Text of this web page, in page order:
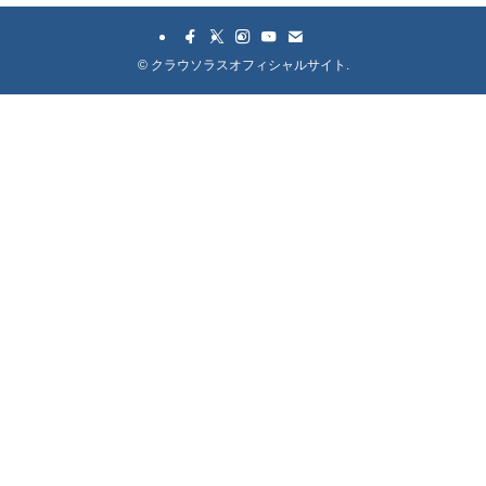
©クラウソラスオフィシャルサイト.